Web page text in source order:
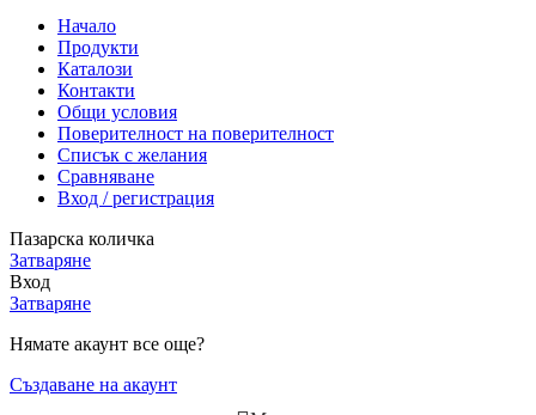
Начало
Продукти
Каталози
Контакти
Общи условия
Поверителност на поверителност
Списък с желания
Сравняване
Вход / регистрация
Пазарска количка
Затваряне
Вход
Затваряне
Нямате акаунт все още?
Създаване на акаунт